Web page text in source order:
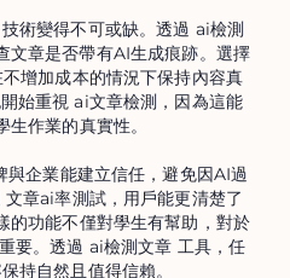
術變得不可或缺。透過 ai檢測
文章是否帶有AI生成痕跡。選擇
增加成本的情況下保持內容真
始重視 ai文章檢測，因為這能
作業的真實性。
企業能建立信任，避免因AI過
章ai率測試，用戶能更清楚了
的功能不僅對學生有幫助，對於
要。透過 ai檢測文章 工具，任
持自然且值得信賴。